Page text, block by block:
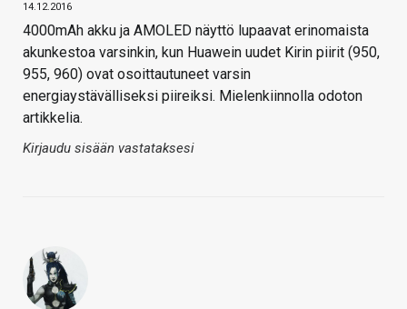
14.12.2016
4000mAh akku ja AMOLED näyttö lupaavat erinomaista
akunkestoa varsinkin, kun Huawein uudet Kirin piirit (950,
955, 960) ovat osoittautuneet varsin
energiaystävälliseksi piireiksi. Mielenkiinnolla odoton
artikkelia.
Kirjaudu sisään vastataksesi